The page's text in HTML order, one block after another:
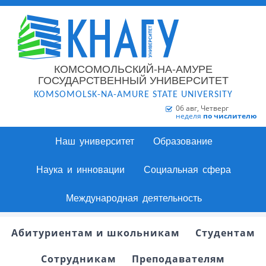
КОМСОМОЛЬСКИЙ-НА-АМУРЕ
ГОСУДАРСТВЕННЫЙ УНИВЕРСИТЕТ
KOMSOMOLSK-NA-AMURE STATE UNIVERSITY
06 авг, Четверг
неделя по числителю
Наш университет Образование
Наука и инновации Социальная сфера
Международная деятельность
Абитуриентам и школьникам
Студентам
Сотрудникам
Преподавателям